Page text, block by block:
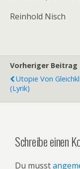
Reinhold Nisch
Vorheriger Beitrag
Utopie Von
(Lyrik)
Schreibe einen
Du musst